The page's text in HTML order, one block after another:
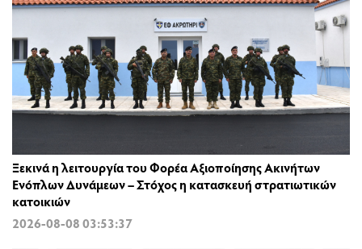
Ξεκινά η λειτουργία του Φορέα Αξιοποίησης Ακινήτων
Ενόπλων Δυνάμεων – Στόχος η κατασκευή στρατιωτικών
κατοικιών
2026-08-08 03:53:37